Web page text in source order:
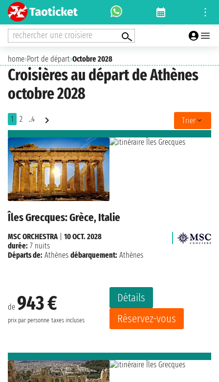
rechercher une croisiere
home›Port de départ›Octobre 2028
Croisières au départ de Athènes
octobre 2028
1 2 ..4 Trier
Îles Grecques: Grèce, Italie
de 943 €
prix par personne taxes incluses
Détails
Réservez-vous
MSC ORCHESTRA
10 OCT. 2028
durée: 7 nuits
Départs de: Athènes débarquement: Athènes